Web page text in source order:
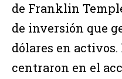
de Franklin
de inversión que
dólares en activos.
centraron en el